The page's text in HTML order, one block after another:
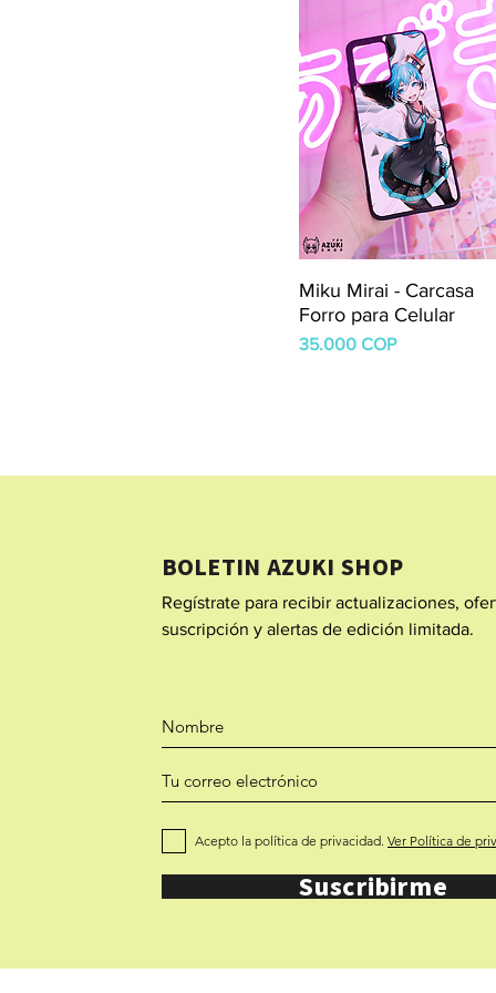
Miku Mirai - Carcasa
Forro para Celular
Precio
35.000 COP
BOLETIN AZUKI SHOP
Regístrate para recibir actualizaciones,
suscripción y alertas de edición limitada.
Acepto la política de privacidad. Ver Política de
Suscribirme